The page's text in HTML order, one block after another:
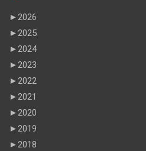
►2026
►2025
►2024
►2023
►2022
►2021
►2020
►2019
►2018